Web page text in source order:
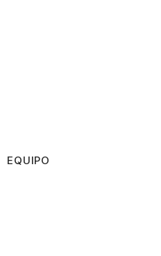
EQUIPO